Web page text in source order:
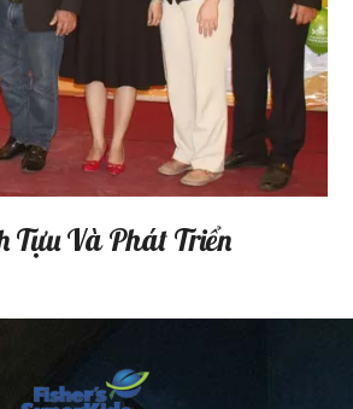
Tựu Và Phát Triển